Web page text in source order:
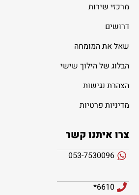
מרכזי שירות
דרושים
שאל את המומחה
הבלוג של הילוך שישי
הצהרת נגישות
מדיניות פרטיות
צרו איתנו קשר
053-7530096
6610*